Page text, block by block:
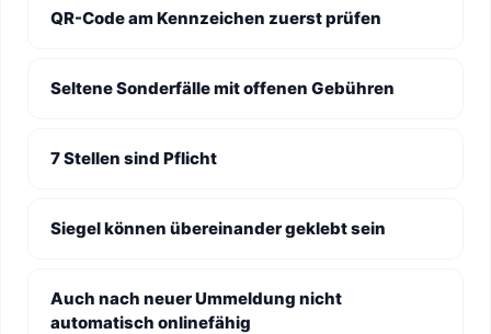
QR-Code am Kennzeichen zuerst prüfen
Seltene Sonderfälle mit offenen Gebühren
7 Stellen sind Pflicht
Siegel können übereinander geklebt sein
Auch nach neuer Ummeldung nicht
automatisch onlinefähig